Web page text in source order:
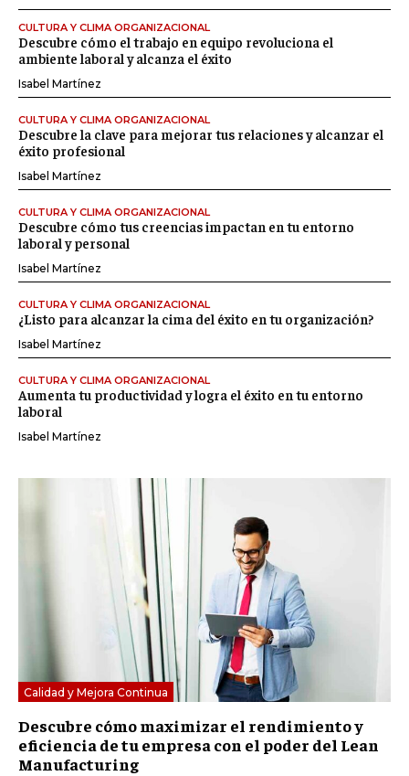
CULTURA Y CLIMA ORGANIZACIONAL
Descubre cómo el trabajo en equipo revoluciona el
ambiente laboral y alcanza el éxito
Isabel Martínez
CULTURA Y CLIMA ORGANIZACIONAL
Descubre la clave para mejorar tus relaciones y alcanzar el
éxito profesional
Isabel Martínez
CULTURA Y CLIMA ORGANIZACIONAL
Descubre cómo tus creencias impactan en tu entorno
laboral y personal
Isabel Martínez
CULTURA Y CLIMA ORGANIZACIONAL
¿Listo para alcanzar la cima del éxito en tu organización?
Isabel Martínez
CULTURA Y CLIMA ORGANIZACIONAL
Aumenta tu productividad y logra el éxito en tu entorno
laboral
Isabel Martínez
Calidad y Mejora Continua
Descubre cómo maximizar el rendimiento y
eficiencia de tu empresa con el poder del Lean
Manufacturing